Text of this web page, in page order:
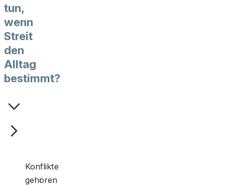
tun,
wenn
Streit
den
Alltag
bestimmt?
Konflikte
gehören